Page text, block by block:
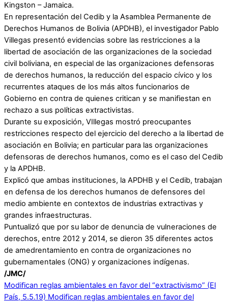
Kingston – Jamaica.
En representación del Cedib y la Asamblea Permanente de
Derechos Humanos de Bolivia (APDHB), el investigador Pablo
Villegas presentó evidencias sobre las restricciones a la
libertad de asociación de las organizaciones de la sociedad
civil boliviana, en especial de las organizaciones defensoras
de derechos humanos, la reducción del espacio cívico y los
recurrentes ataques de los más altos funcionarios de
Gobierno en contra de quienes critican y se manifiestan en
rechazo a sus políticas extractivistas.
Durante su exposición, VIllegas mostró preocupantes
restricciones respecto del ejercicio del derecho a la libertad de
asociación en Bolivia; en particular para las organizaciones
defensoras de derechos humanos, como es el caso del Cedib
y la APDHB.
Explicó que ambas instituciones, la APDHB y el Cedib, trabajan
en defensa de los derechos humanos de defensores del
medio ambiente en contextos de industrias extractivas y
grandes infraestructuras.
Puntualizó que por su labor de denuncia de vulneraciones de
derechos, entre 2012 y 2014, se dieron 35 diferentes actos
de amedrentamiento en contra de organizaciones no
gubernamentales (ONG) y organizaciones indígenas.
/JMC/
Modifican reglas ambientales en favor del “extractivismo” (El
País, 5.5.19) Modifican reglas ambientales en favor del